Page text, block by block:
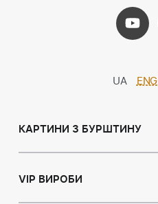
UA ENG
КАРТИНИ З БУРШТИНУ
Іменні ікони
VIP ВИРОБИ